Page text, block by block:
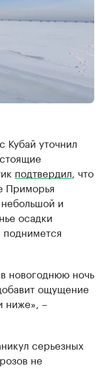
Кубай уточнил
подтвердил , что
Приморья
и
осадки
поднимется
новогоднюю ночь
ощущение
ниже», –
серьезных
не